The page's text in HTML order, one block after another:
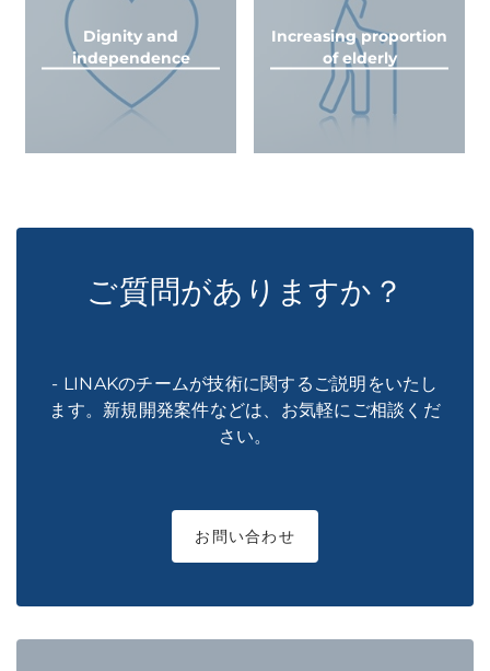
Dignity and
independence
Increasing proportion
of elderly
ご質問がありますか？
- LINAKのチームが技術に関するご説明をいたし
ます。新規開発案件などは、お気軽にご相談くだ
さい。
お問い合わせ